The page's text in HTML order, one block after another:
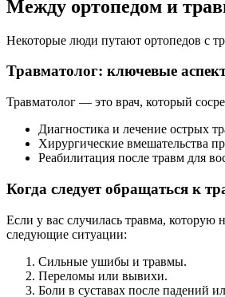
Между ортопедом и
Некоторые люди путают ортопедов с
Травматолог: ключевые
Травматолог — это врач, который
Диагностика и лечение острых
Хирургические вмешательства
Реабилитация после травм для
Когда следует обращаться к
Если у вас случилась травма,
следующие ситуации:
Сильные ушибы и травмы.
Переломы или вывихи.
Боли в суставах после падений